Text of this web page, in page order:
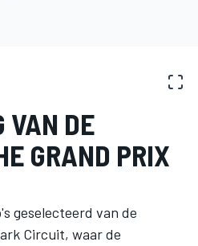
VAN DE
GRAND PRIX
geselecteerd van de
Circuit, waar de